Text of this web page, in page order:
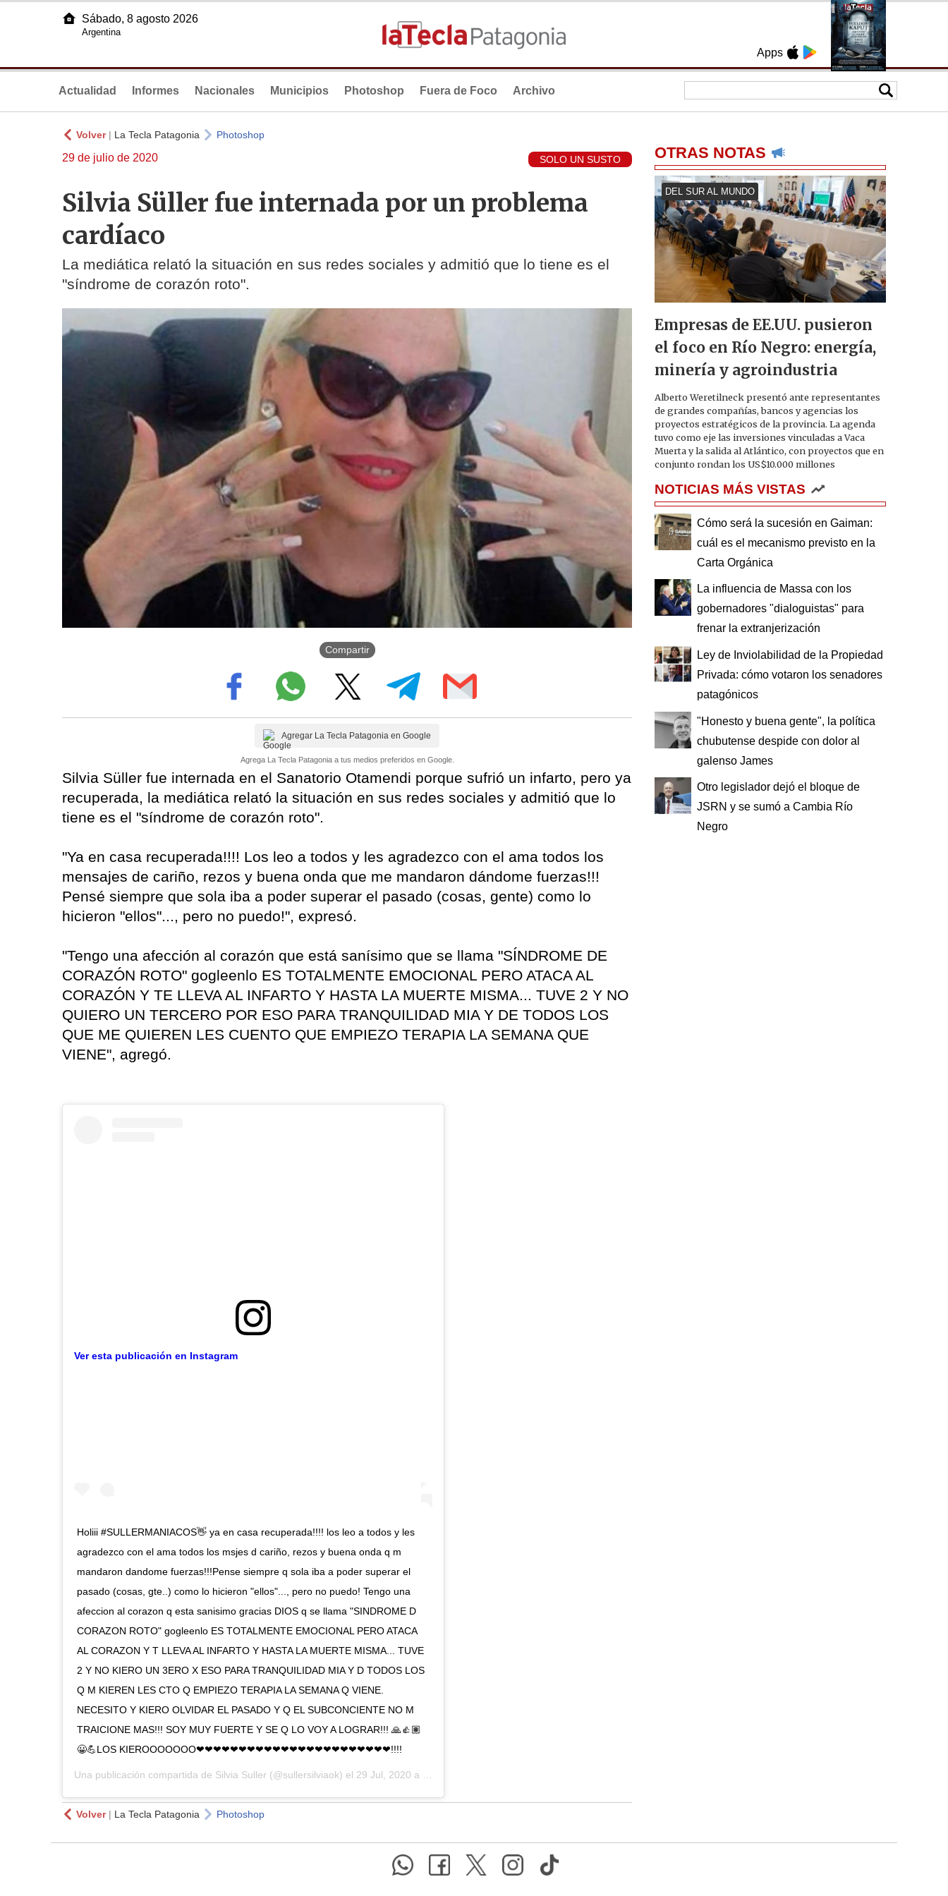
Apps
Sábado, 8 agosto 2026
Argentina
Actualidad Informes Nacionales Municipios Photoshop Fuera de Foco Archivo
Volver| La Tecla Patagonia Photoshop
29 de julio de 2020 SOLO UN SUSTO
Silvia Süller fue internada por un problema
cardíaco
La mediática relató la situación en sus redes sociales y admitió que lo tiene es el
"síndrome de corazón roto".
Compartir
Agregar La Tecla Patagonia en Google
Agrega La Tecla Patagonia a tus medios preferidos en Google.
Silvia Süller fue internada en el Sanatorio Otamendi porque sufrió un infarto, pero ya
recuperada, la mediática relató la situación en sus redes sociales y admitió que lo
tiene es el "síndrome de corazón roto".
"Ya en casa recuperada!!!! Los leo a todos y les agradezco con el ama todos los
mensajes de cariño, rezos y buena onda que me mandaron dándome fuerzas!!!
Pensé siempre que sola iba a poder superar el pasado (cosas, gente) como lo
hicieron "ellos"..., pero no puedo!", expresó.
"Tengo una afección al corazón que está sanísimo que se llama "SÍNDROME DE
CORAZÓN ROTO" gogleenlo ES TOTALMENTE EMOCIONAL PERO ATACA AL
CORAZÓN Y TE LLEVA AL INFARTO Y HASTA LA MUERTE MISMA... TUVE 2 Y NO
QUIERO UN TERCERO POR ESO PARA TRANQUILIDAD MIA Y DE TODOS LOS
QUE ME QUIEREN LES CUENTO QUE EMPIEZO TERAPIA LA SEMANA QUE
VIENE", agregó.
Ver esta publicación en Instagram
Holiii #SULLERMANIACOS👋 ya en casa recuperada!!!! los leo a todos y les
agradezco con el ama todos los msjes d cariño, rezos y buena onda q m
mandaron dandome fuerzas!!!Pense siempre q sola iba a poder superar el
pasado (cosas, gte..) como lo hicieron "ellos"..., pero no puedo! Tengo una
afeccion al corazon q esta sanisimo gracias DIOS q se llama "SINDROME D
CORAZON ROTO" gogleenlo ES TOTALMENTE EMOCIONAL PERO ATACA
AL CORAZON Y T LLEVA AL INFARTO Y HASTA LA MUERTE MISMA... TUVE
2 Y NO KIERO UN 3ERO X ESO PARA TRANQUILIDAD MIA Y D TODOS LOS
Q M KIEREN LES CTO Q EMPIEZO TERAPIA LA SEMANA Q VIENE.
NECESITO Y KIERO OLVIDAR EL PASADO Y Q EL SUBCONCIENTE NO M
TRAICIONE MAS!!! SOY MUY FUERTE Y SE Q LO VOY A LOGRAR!!! 🙏👍🏽
😀💪LOS KIEROOOOOOO❤❤❤❤❤❤❤❤❤❤❤❤❤❤❤❤❤❤❤❤❤❤❤!!!!
Una publicación compartida de Silvia Suller (@sullersilviaok) el 29 Jul, 2020 a las 9:39 PDT
Volver| La Tecla Patagonia Photoshop
OTRAS NOTAS
DEL SUR AL MUNDO
Empresas de EE.UU. pusieron
el foco en Río Negro: energía,
minería y agroindustria
Alberto Weretilneck presentó ante representantes
de grandes compañías, bancos y agencias los
proyectos estratégicos de la provincia. La agenda
tuvo como eje las inversiones vinculadas a Vaca
Muerta y la salida al Atlántico, con proyectos que en
conjunto rondan los US$10.000 millones
NOTICIAS MÁS VISTAS
Cómo será la sucesión en Gaiman:
cuál es el mecanismo previsto en la
Carta Orgánica
La influencia de Massa con los
gobernadores "dialoguistas" para
frenar la extranjerización
Ley de Inviolabilidad de la Propiedad
Privada: cómo votaron los senadores
patagónicos
"Honesto y buena gente", la política
chubutense despide con dolor al
galenso James
Otro legislador dejó el bloque de
JSRN y se sumó a Cambia Río
Negro